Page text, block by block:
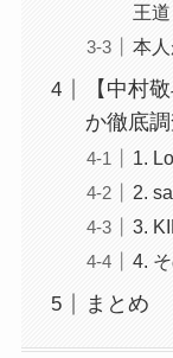
王道
本
【中村
か徹底調
1.
2.
3.
4.
まとめ